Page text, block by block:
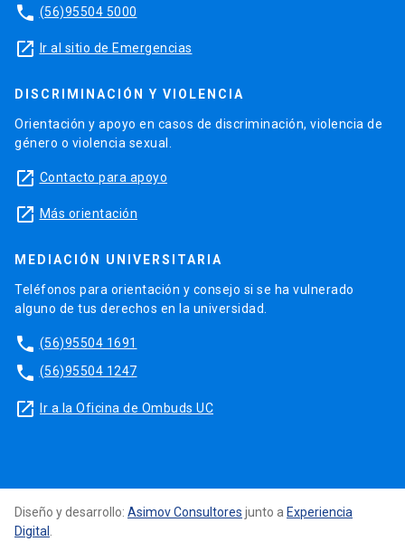
phone (56)95504 5000
launch Ir al sitio de Emergencias
DISCRIMINACIÓN Y VIOLENCIA
Orientación y apoyo en casos de discriminación, violencia de
género o violencia sexual.
launch Contacto para apoyo
launch Más orientación
MEDIACIÓN UNIVERSITARIA
Teléfonos para orientación y consejo si se ha vulnerado
alguno de tus derechos en la universidad.
phone (56)95504 1691
phone (56)95504 1247
launch Ir a la Oficina de Ombuds UC
Diseño y desarrollo: Asimov Consultores junto a Experiencia
Digital